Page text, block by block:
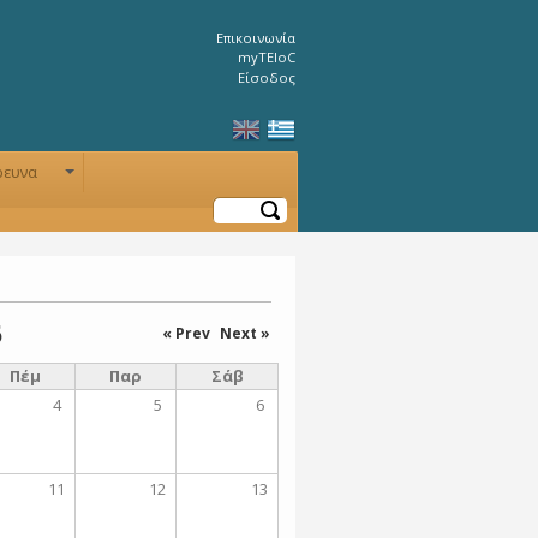
Επικοινωνία
myTEIoC
Είσοδος
Αναζήτηση
« Prev Next »
Πέμ Παρ
Σάβ
4 5 6
11 12 13